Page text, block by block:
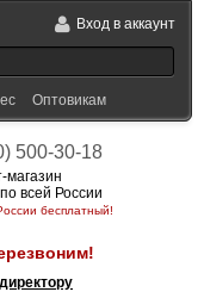
Вход в аккаунт
Оптовикам
500-30-18
магазин
всей России
бесплатный!